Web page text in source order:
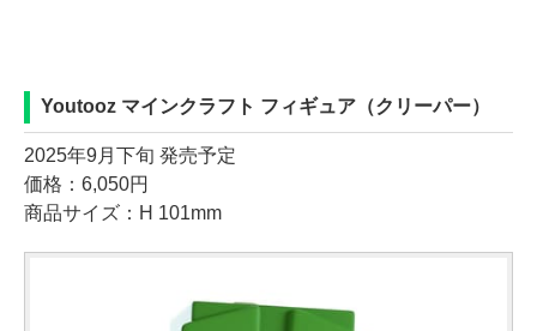
Youtooz マインクラフト フィギュア（クリーパー）
2025年9月下旬 発売予定
価格：6,050円
商品サイズ：H 101mm